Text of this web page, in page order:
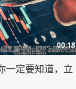
00:18
一定要知道，立